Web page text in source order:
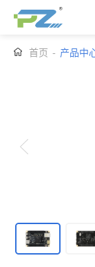
首页 - 产品中